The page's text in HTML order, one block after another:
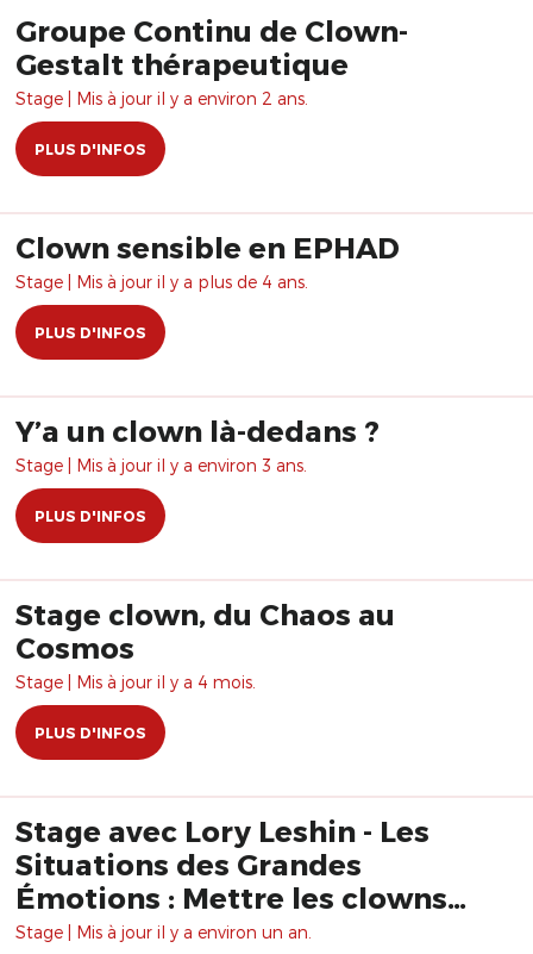
Groupe Continu de Clown-
Gestalt thérapeutique
Stage | Mis à jour il y a environ 2 ans.
PLUS D'INFOS
Clown sensible en EPHAD
Stage | Mis à jour il y a plus de 4 ans.
PLUS D'INFOS
Y’a un clown là-dedans ?
Stage | Mis à jour il y a environ 3 ans.
PLUS D'INFOS
Stage clown, du Chaos au
Cosmos
Stage | Mis à jour il y a 4 mois.
PLUS D'INFOS
Stage avec Lory Leshin - Les
Situations des Grandes
Émotions : Mettre les clowns
dans le Mélodrame et la
Stage | Mis à jour il y a environ un an.